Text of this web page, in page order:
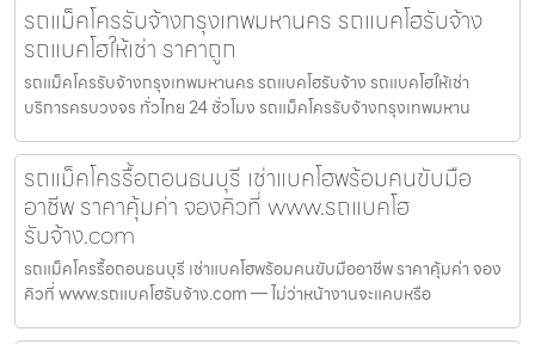
รถแม็คโครรับจ้างกรุงเทพมหานคร รถแบคโฮรับจ้าง
รถแบคโฮให้เช่า ราคาถูก
รถแม็คโครรับจ้างกรุงเทพมหานคร รถแบคโฮรับจ้าง รถแบคโฮให้เช่า
บริการครบวงจร ทั่วไทย 24 ชั่วโมง รถแม็คโครรับจ้างกรุงเทพมหาน
รถแม็คโครรื้อถอนธนบุรี เช่าแบคโฮพร้อมคนขับมือ
อาชีพ ราคาคุ้มค่า จองคิวที่ www.รถแบคโฮ
รับจ้าง.com
รถแม็คโครรื้อถอนธนบุรี เช่าแบคโฮพร้อมคนขับมืออาชีพ ราคาคุ้มค่า จอง
คิวที่ www.รถแบคโฮรับจ้าง.com — ไม่ว่าหน้างานจะแคบหรือ